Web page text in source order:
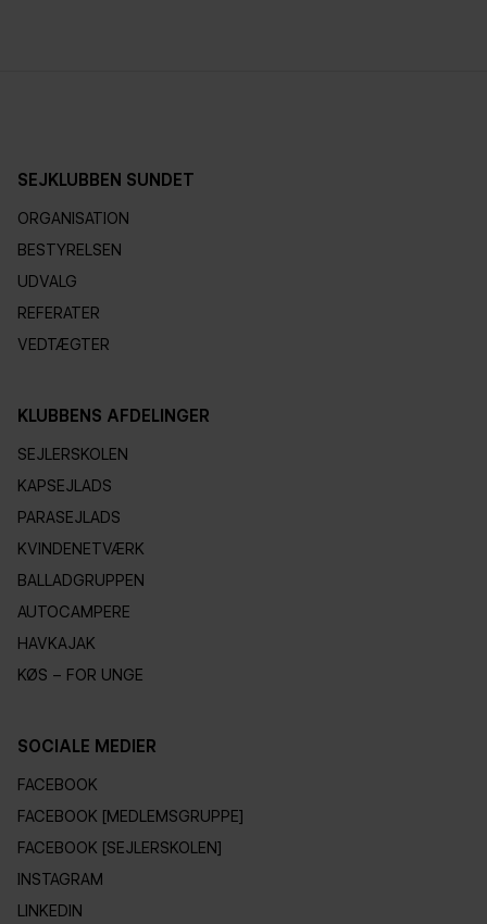
SEJKLUBBEN SUNDET
ORGANISATION
BESTYRELSEN
UDVALG
REFERATER
VEDTÆGTER
KLUBBENS AFDELINGER
SEJLERSKOLEN
KAPSEJLADS
PARASEJLADS
KVINDENETVÆRK
BALLADGRUPPEN
AUTOCAMPERE
HAVKAJAK
KØS – FOR UNGE
SOCIALE MEDIER
FACEBOOK
FACEBOOK [MEDLEMSGRUPPE]
FACEBOOK [SEJLERSKOLEN]
INSTAGRAM
LINKEDIN